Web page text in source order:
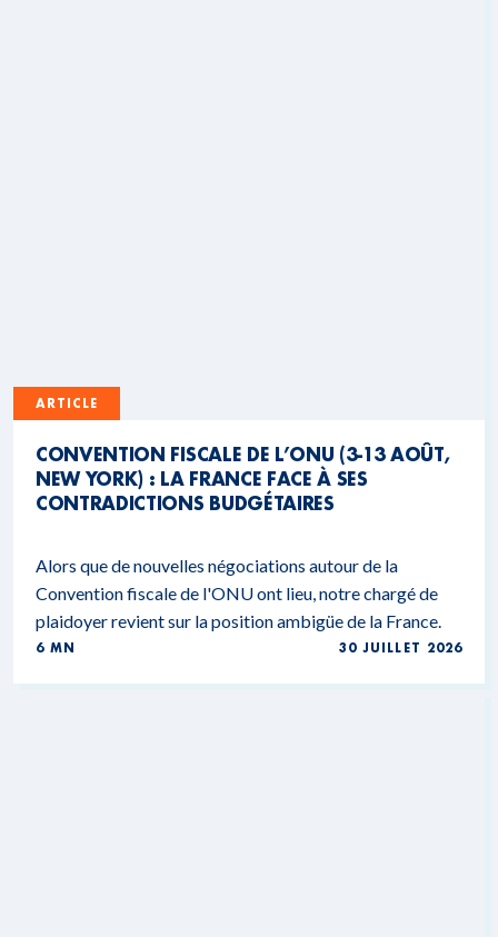
ARTICLE
CONVENTION FISCALE DE L’ONU (3-13 AOÛT,
NEW YORK) : LA FRANCE FACE À SES
CONTRADICTIONS BUDGÉTAIRES
Alors que de nouvelles négociations autour de la
Convention fiscale de l'ONU ont lieu, notre chargé de
plaidoyer revient sur la position ambigüe de la France.
6 MN 30 JUILLET 2026